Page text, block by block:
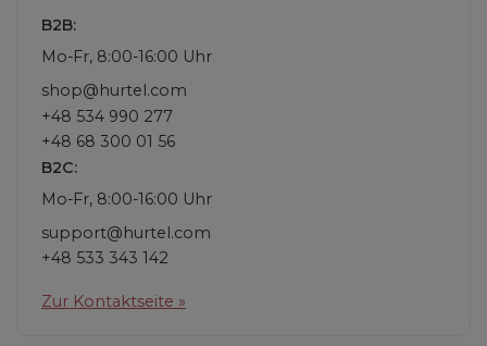
B2B:
Mo-Fr, 8:00-16:00 Uhr
shop@hurtel.com
+48 534 990 277
+48 68 300 01 56
B2C:
Mo-Fr, 8:00-16:00 Uhr
support@hurtel.com
+48 533 343 142
Zur Kontaktseite »